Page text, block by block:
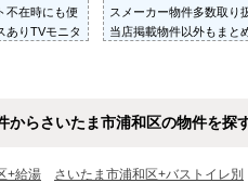
不在時にも便
ありTVモニタ
スメーカー物件多数取り
当店掲載物件以外もまと
からさいたま市浦和区の物件を探
+給湯 さいたま市浦和区+バストイレ別